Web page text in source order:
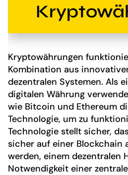
Kryptowährungen
Kombination aus
dezentralen Systemen. Als
digitalen Währung
wie Bitcoin und Ethereum
Technologie, um zu
Technologie stellt sicher,
sicher auf einer Blockchain
werden, einem dezentralen
Notwendigkeit einer